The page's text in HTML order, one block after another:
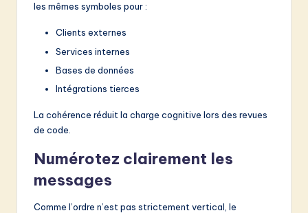
les mêmes symboles pour :
Clients externes
Services internes
Bases de données
Intégrations tierces
La cohérence réduit la charge cognitive lors des revues
de code.
Numérotez clairement les
messages
Comme l’ordre n’est pas strictement vertical, le